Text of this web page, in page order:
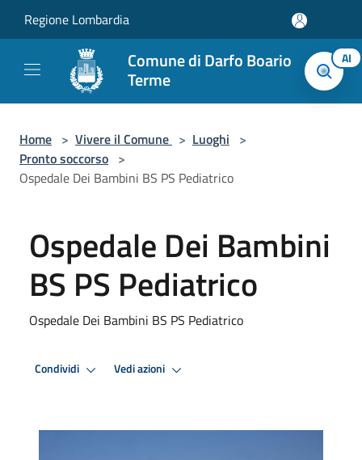
Regione Lombardia
Comune di Darfo Boario
Terme
AI
Home > Vivere il Comune > Luoghi >
Pronto soccorso >
Ospedale Dei Bambini BS PS Pediatrico
Ospedale Dei Bambini
BS PS Pediatrico
Ospedale Dei Bambini BS PS Pediatrico
Condividi Vedi azioni